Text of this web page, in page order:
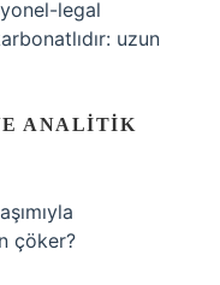
legal
uzun
ANALITIK
çöker?